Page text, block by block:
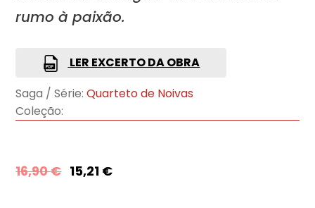
rumo à paixão.
LER EXCERTO DA OBRA
Saga / Série: Quarteto de Noivas
Coleção:
16,90€ 15,21 €